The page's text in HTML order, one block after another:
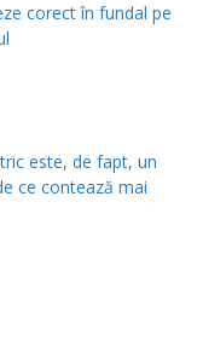
corect în fundal pe
este, de fapt, un
ce contează mai